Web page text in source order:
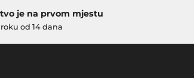
je na prvom mjestu
od 14 dana